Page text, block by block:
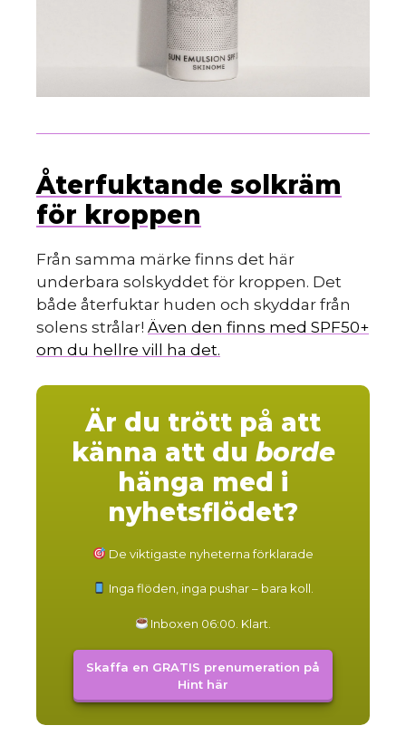
Återfuktande solkräm
för kroppen
Från samma märke finns det här
underbara solskyddet för kroppen. Det
både återfuktar huden och skyddar från
solens strålar! Även den finns med SPF50+
om du hellre vill ha det.
Är du trött på att
känna att du borde
hänga med i
nyhetsflödet?
De viktigaste nyheterna förklarade
Inga flöden, inga pushar – bara koll.
Inboxen 06:00. Klart.
Skaffa en GRATIS prenumeration på
Hint här